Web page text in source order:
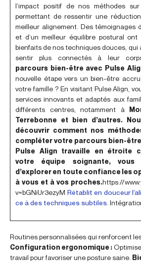
l’impact positif de nos méthodes
permettant de ressentir une
meilleur alignement. Des témoignages
et d’un meilleur équilibre postural
bienfaits de nos techniques douces, qui
sentir plus connectés à leur
parcours bien-être avec Pulse
nouvelle étape vers un bien-être
votre famille ? En visitant Pulse Align,
services innovants et adaptés aux
différents centres, notamment à
Terrebonne et bien d’autres.
découvrir comment nos
compléter votre parcours bien-
Pulse Align travaille en étroite
votre équipe soignante, vous
d’explorer en toute confiance les
à vous et à vos proches.https://
v=bGNiUr3ezyM Rétablit en douceur
ce à des techniques subtiles.
Routines personnalisées qui renforcent
Configuration ergonomique :
travail pour favoriser une posture saine.